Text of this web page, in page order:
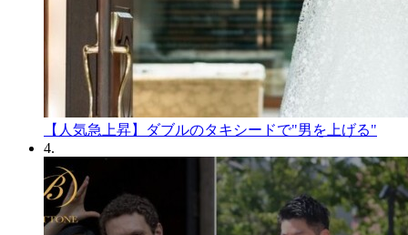
【人気急上昇】ダブルのタキシードで"男を上げる"
4.